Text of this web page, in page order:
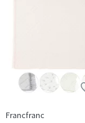
Francfranc